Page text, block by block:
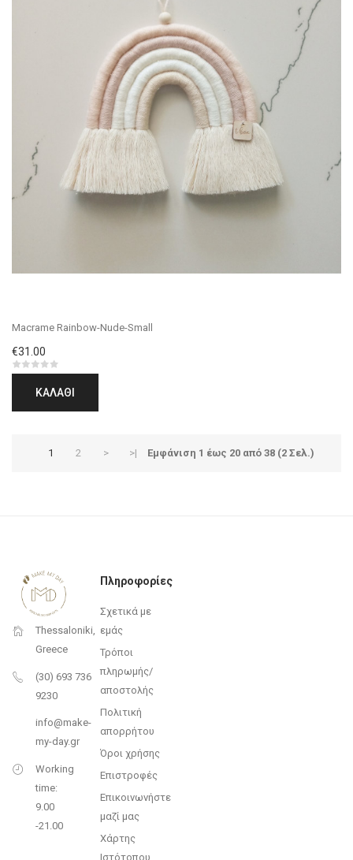
Macrame Rainbow-Nude-Small
€31.00
ΚΑΛΆΘΙ
1 2 > >| Εμφάνιση 1 έως 20 από 38 (2 Σελ.)
Thessaloniki,
Greece
(30) 693 736
9230
info@make-
my-day.gr
Working
time:
9.00
-21.00
Πληροφορίες
Σχετικά με
εμάς
Τρόποι
πληρωμής/
αποστολής
Πολιτική
απορρήτου
Όροι χρήσης
Επιστροφές
Επικοινωνήστε
μαζί μας
Χάρτης
Ιστότοπου